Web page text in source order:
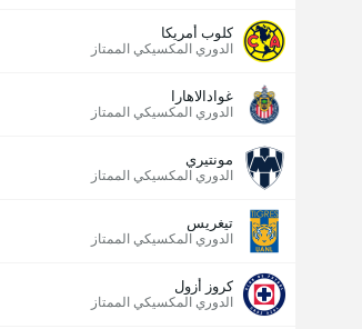
كلوب أمريكا
الدوري المكسيكي الممتاز
غوادالاهارا
الدوري المكسيكي الممتاز
مونتيري
الدوري المكسيكي الممتاز
تيغريس
الدوري المكسيكي الممتاز
كروز أزول
الدوري المكسيكي الممتاز